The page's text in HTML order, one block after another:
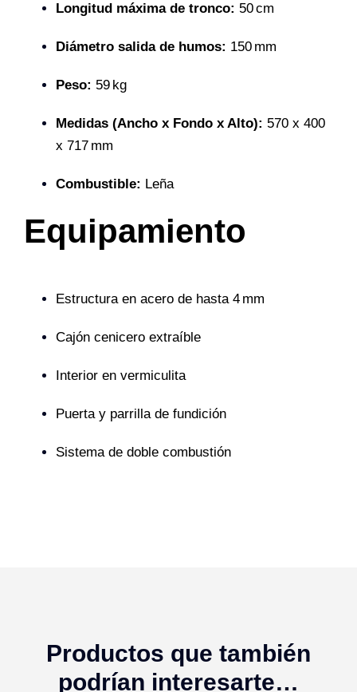
Longitud máxima de tronco: 50 cm
Diámetro salida de humos: 150 mm
Peso: 59 kg
Medidas (Ancho x Fondo x Alto): 570 x 400
x 717 mm
Combustible: Leña
Equipamiento
Estructura en acero de hasta 4 mm
Cajón cenicero extraíble
Interior en vermiculita
Puerta y parrilla de fundición
Sistema de doble combustión
Productos que también
podrían interesarte…